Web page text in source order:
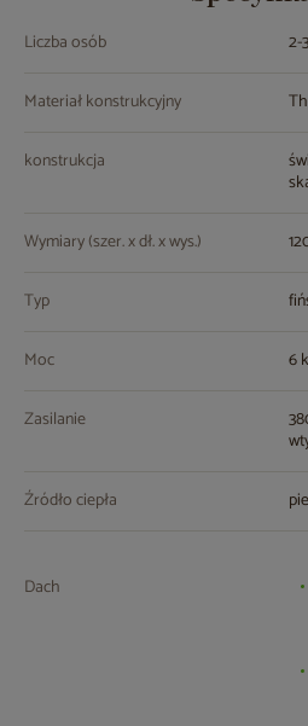
Liczba osób 2-3
Materiał konstrukcyjny
konstrukcja
Wymiary (szer. x dł. x wys.)
Typ
Moc 6
Zasilanie
Źródło ciepła
Dach